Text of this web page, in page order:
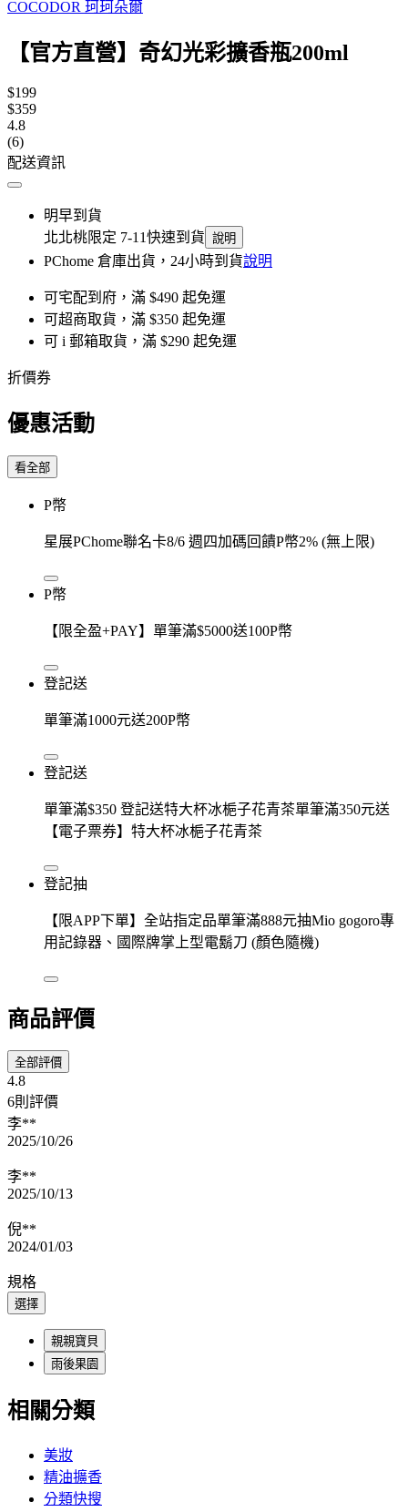
COCODOR 珂珂朵爾
【官方直營】奇幻光彩擴香瓶200ml
$199
$359
4.8
(6)
配送資訊
明早到貨
北北桃限定 7-11快速到貨 說明
PChome 倉庫出貨，24小時到貨說明
可宅配到府，滿 $490 起免運
可超商取貨，滿 $350 起免運
可 i 郵箱取貨，滿 $290 起免運
折價券
優惠活動
看全部
P幣
星展PChome聯名卡8/6 週四加碼回饋P幣2% (無上限)
P幣
【限全盈+PAY】單筆滿$5000送100P幣
登記送
單筆滿1000元送200P幣
登記送
單筆滿$350 登記送特大杯冰梔子花青茶單筆滿350元送
【電子票券】特大杯冰梔子花青茶
登記抽
【限APP下單】全站指定品單筆滿888元抽Mio gogoro專
用記錄器、國際牌掌上型電鬍刀 (顏色隨機)
商品評價
全部評價
4.8
6則評價
李**
2025/10/26
李**
2025/10/13
倪**
2024/01/03
規格
選擇
親親寶貝
雨後果園
相關分類
美妝
精油擴香
分類快搜